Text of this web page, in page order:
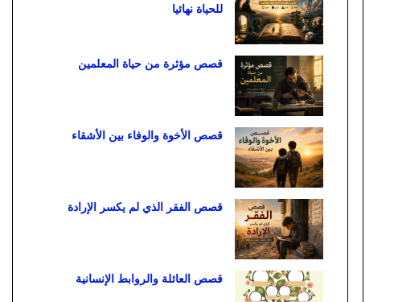
للحياة نهائيا
قصص مؤثرة من حياة المعلمين
قصص الأخوة والوفاء بين الأشقاء
قصص الفقر الذي لم يكسر الإرادة
قصص العائلة والروابط الإنسانية